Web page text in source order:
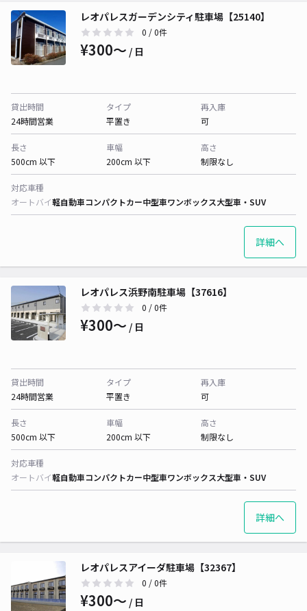
レオパレスガーデンシティ駐車場【25140】
0 / 0件
¥300〜 / 日
貸出時間
24時間営業
タイプ
平置き
再入庫
可
長さ
500cm 以下
車幅
200cm 以下
高さ
制限なし
対応車種
オートバイ軽自動車コンパクトカー中型車ワンボックス大型車・SUV
詳細へ
レオパレス浜野南駐車場【37616】
0 / 0件
¥300〜 / 日
貸出時間
24時間営業
タイプ
平置き
再入庫
可
長さ
500cm 以下
車幅
200cm 以下
高さ
制限なし
対応車種
オートバイ軽自動車コンパクトカー中型車ワンボックス大型車・SUV
詳細へ
レオパレスアイーダ駐車場【32367】
0 / 0件
¥300〜 / 日